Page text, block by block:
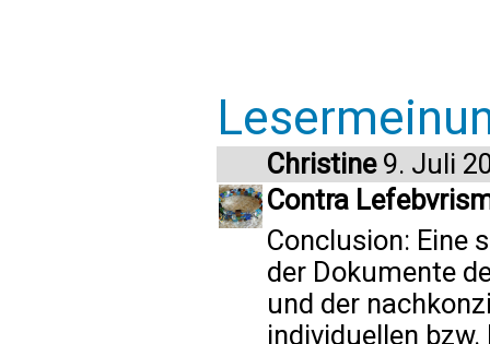
Christine9. Juli
Contra
Conclusion: Eine
der Dokumente
und der
individuellen